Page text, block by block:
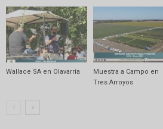
Wallace SA en Olavarría
Muestra a Campo en
Tres Arroyos